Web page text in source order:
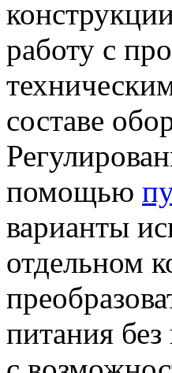
работу с
составе
помощью
варианты
отдельном
питания без